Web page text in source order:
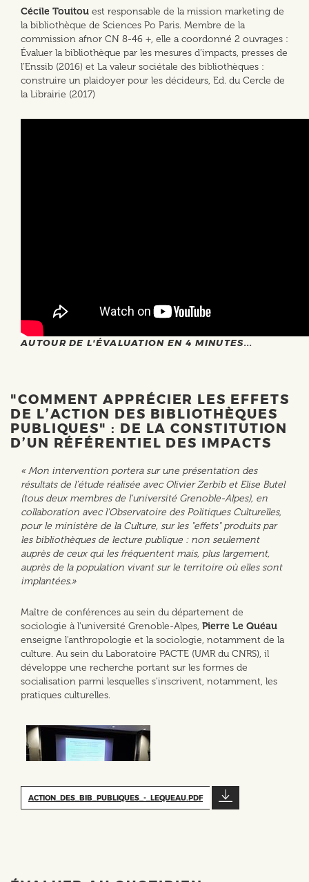
Cécile Touitou est responsable de la mission marketing de
la bibliothèque de Sciences Po Paris. Membre de la
commission afnor CN 8-46 +, elle a coordonné 2 ouvrages :
Évaluer la bibliothèque par les mesures d’impacts, presses de
l’Enssib (2016) et La valeur sociétale des bibliothèques :
construire un plaidoyer pour les décideurs, Ed. du Cercle de
la Librairie (2017)
AUTOUR DE L'ÉVALUATION EN 4 MINUTES...
"COMMENT APPRÉCIER LES EFFETS
DE L’ACTION DES BIBLIOTHÈQUES
PUBLIQUES" : DE LA CONSTITUTION
D’UN RÉFÉRENTIEL DES IMPACTS
« Mon intervention portera sur une présentation des
résultats de l'étude réalisée avec Olivier Zerbib et Elise Butel
(tous deux membres de l'université Grenoble-Alpes), en
collaboration avec l'Observatoire des Politiques Culturelles,
pour le ministère de la Culture, sur les "effets" produits par
les bibliothèques de lecture publique : non seulement
auprès de ceux qui les fréquentent mais, plus largement,
auprès de la population vivant sur le territoire où elles sont
implantées.»
Maître de conférences au sein du département de
sociologie à l'université Grenoble-Alpes, Pierre Le Quéau
enseigne l'anthropologie et la sociologie, notamment de la
culture. Au sein du Laboratoire PACTE (UMR du CNRS), il
développe une recherche portant sur les formes de
socialisation parmi lesquelles s'inscrivent, notamment, les
pratiques culturelles.
ACTION_DES_BIB_PUBLIQUES_-_LEQUEAU.PDF